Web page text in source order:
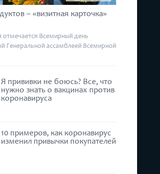
– «визитная карточка»
отмечается Всемирный день
Генеральной ассамблеей Всемирной
Я прививки не боюсь? Все, что
нужно знать о вакцинах против
коронавируса
10 примеров, как коронавирус
изменил привычки покупателей